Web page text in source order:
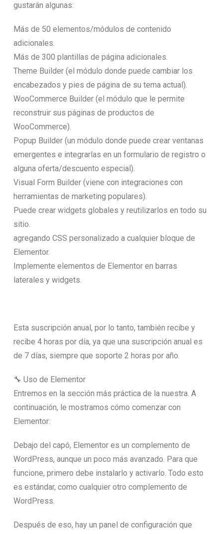
gustarán algunas:
Más de 50 elementos/módulos de contenido
adicionales.
Más de 300 plantillas de página adicionales.
Theme Builder (el módulo donde puede cambiar los
encabezados y pies de página de su tema actual).
WooCommerce Builder (el módulo que le permite
reconstruir sus páginas de productos de
WooCommerce).
Popup Builder (un módulo donde puede crear ventanas
emergentes e integrarlas en un formulario de registro o
alguna oferta/descuento especial).
Visual Form Builder (viene con integraciones con
herramientas de marketing populares).
Puede crear widgets globales y reutilizarlos en todo su
sitio.
agregando CSS personalizado a cualquier bloque de
Elementor.
Implemente elementos de Elementor en barras
laterales y widgets.
Esta suscripción anual, por lo tanto, también recibe y
recibe 4 horas por día, ya que una suscripción anual es
de 7 días, siempre que soporte 2 horas por año.
🔧 Uso de Elementor
Entremos en la sección más práctica de la nuestra. A
continuación, le mostramos cómo comenzar con
Elementor:
Debajo del capó, Elementor es un complemento de
WordPress, aunque un poco más avanzado. Para que
funcione, primero debe instalarlo y activarlo. Todo esto
es estándar, como cualquier otro complemento de
WordPress.
Después de eso, hay un panel de configuración que